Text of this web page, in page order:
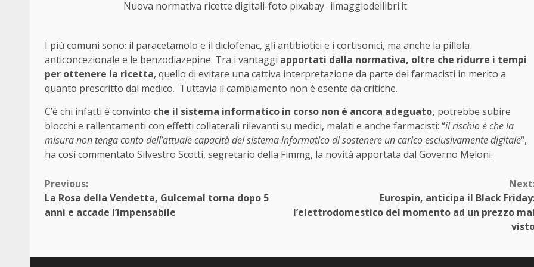
Nuova normativa ricette digitali-foto pixabay- ilmaggiodeilibri.it
I più comuni sono: il paracetamolo e il diclofenac, gli antibiotici e i cortisonici, ma anche la pillola
anticoncezionale e le benzodiazepine. Tra i vantaggi apportati dalla normativa, oltre che ridurre i tempi
per ottenere la ricetta, quello di evitare una cattiva interpretazione da parte dei farmacisti in merito a
quanto prescritto dal medico. Tuttavia il cambiamento non è esente da critiche.
C’è chi infatti è convinto che il sistema informatico in corso non è ancora adeguato, potrebbe subire
blocchi e rallentamenti con effetti collaterali rilevanti su medici, malati e anche farmacisti: “il rischio è che la
misura non tenga conto dell’attuale capacità del sistema informatico di sostenere un carico esclusivamente digitale“,
ha così commentato Silvestro Scotti, segretario della Fimmg, la novità apportata dal Governo Meloni.
Continue
Reading
Previous:
La Rosa della Vendetta, Gulcemal torna dopo 5
anni e accade l’impensabile
Eurospin, anticipa il Black
l’elettrodomestico del momento ad un prezzo mai